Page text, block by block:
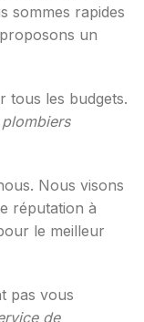
sommes rapides
un
tous les budgets.
plombiers
Nous visons
réputation à
le meilleur
pas vous
de